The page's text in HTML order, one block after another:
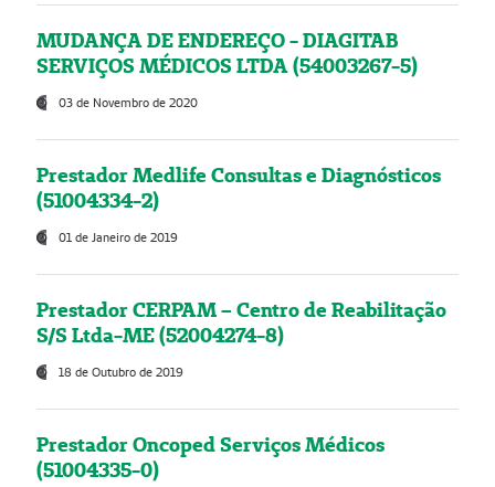
MUDANÇA DE ENDEREÇO - DIAGITAB
SERVIÇOS MÉDICOS LTDA (54003267-5)
03 de Novembro de 2020
Prestador Medlife Consultas e Diagnósticos
(51004334-2)
01 de Janeiro de 2019
Prestador CERPAM – Centro de Reabilitação
S/S Ltda-ME (52004274-8)
18 de Outubro de 2019
Prestador Oncoped Serviços Médicos
(51004335-0)